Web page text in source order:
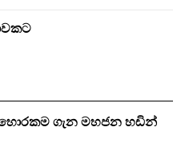
ගැන මහජන හඩින්